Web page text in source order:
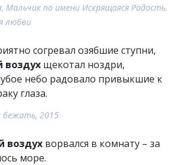
Мальчик по имени Искрящаяся Радость.
любви
согревал озябшие ступни,
воздух щекотал ноздри,
небо радовало привыкшие к
глаза.
бежать, 2015
воздух ворвался в комнату – за
море.